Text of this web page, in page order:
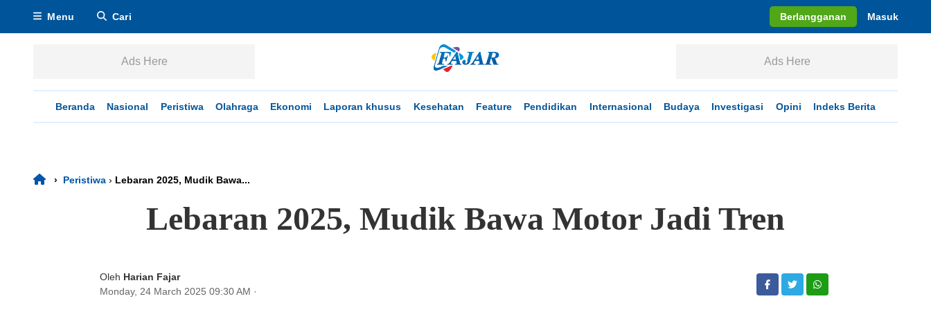
Menu Cari Berlangganan Masuk
Ads Here Ads Here
Beranda Nasional Peristiwa Olahraga Ekonomi Laporan khusus Kesehatan Feature Pendidikan Internasional Budaya Investigasi Opini Indeks Berita
› Peristiwa › Lebaran 2025, Mudik Bawa...
Lebaran 2025, Mudik Bawa Motor Jadi Tren
Oleh Harian Fajar
Monday, 24 March 2025 09:30 AM ·